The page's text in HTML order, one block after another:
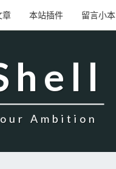
章 本站插件 留言小本
Ambition